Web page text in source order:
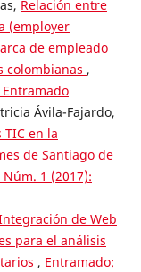
Relación entre
(employer
de empleado
colombianas ,
Ávila-Fajardo,
TIC en la
de Santiago de
1 (2017):
de Web
para el análisis
, Entramado: